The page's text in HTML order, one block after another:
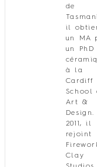
de
il
un MA
un PhD
à la
Cardiff
School
Art &
Design.
2011, il
rejoint
Clay